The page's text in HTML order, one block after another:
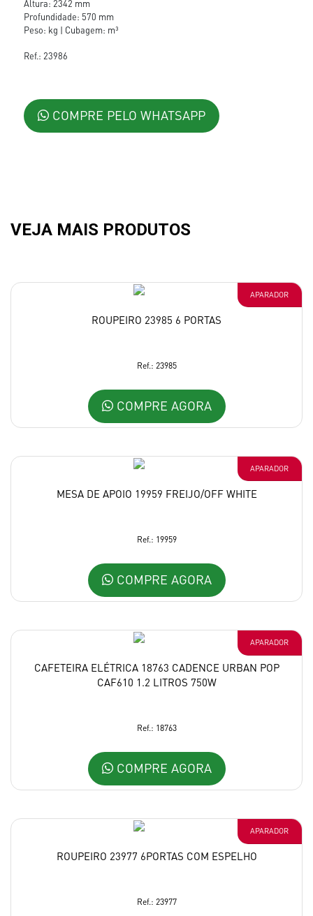
Altura: 2342 mm
Profundidade: 570 mm
Peso: kg | Cubagem: m³
Ref.: 23986
COMPRE PELO WHATSAPP
VEJA MAIS PRODUTOS
APARADOR
ROUPEIRO 23985 6 PORTAS
Ref.: 23985
COMPRE AGORA
APARADOR
MESA DE APOIO 19959 FREIJO/OFF WHITE
Ref.: 19959
COMPRE AGORA
APARADOR
CAFETEIRA ELÉTRICA 18763 CADENCE URBAN POP
CAF610 1.2 LITROS 750W
Ref.: 18763
COMPRE AGORA
APARADOR
ROUPEIRO 23977 6PORTAS COM ESPELHO
Ref.: 23977